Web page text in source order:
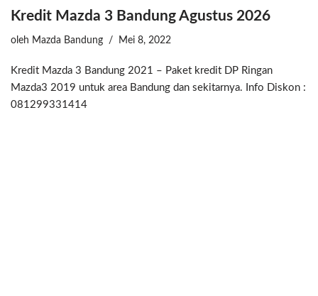
Kredit Mazda 3 Bandung Agustus 2026
oleh Mazda Bandung Mei 8, 2022
Kredit Mazda 3 Bandung 2021 – Paket kredit DP Ringan
Mazda3 2019 untuk area Bandung dan sekitarnya. Info Diskon :
081299331414